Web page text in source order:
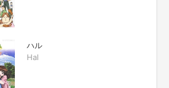
ハル
Hal